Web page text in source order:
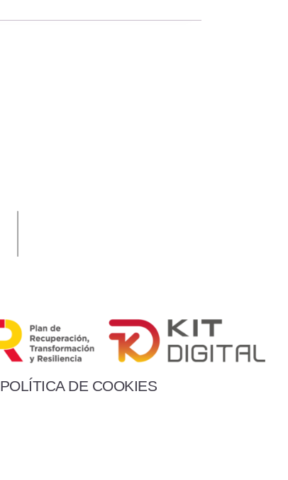
POLÍTICA DE COOKIES